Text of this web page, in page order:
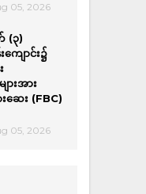
05, 2026
(၃)
ျောင်း၌
ားအား
ေး (FBC)
05, 2026